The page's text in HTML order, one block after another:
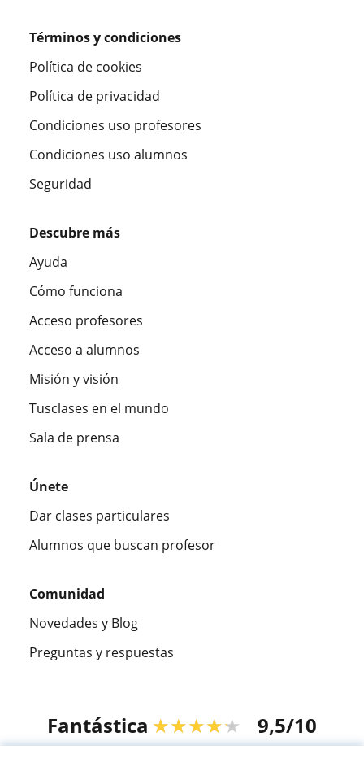
Términos y condiciones
Política de cookies
Política de privacidad
Condiciones uso profesores
Condiciones uso alumnos
Seguridad
Descubre más
Ayuda
Cómo funciona
Acceso profesores
Acceso a alumnos
Misión y visión
Tusclases en el mundo
Sala de prensa
Únete
Dar clases particulares
Alumnos que buscan profesor
Comunidad
Novedades y Blog
Preguntas y respuestas
Fantástica ★★★★★ 9,5/10